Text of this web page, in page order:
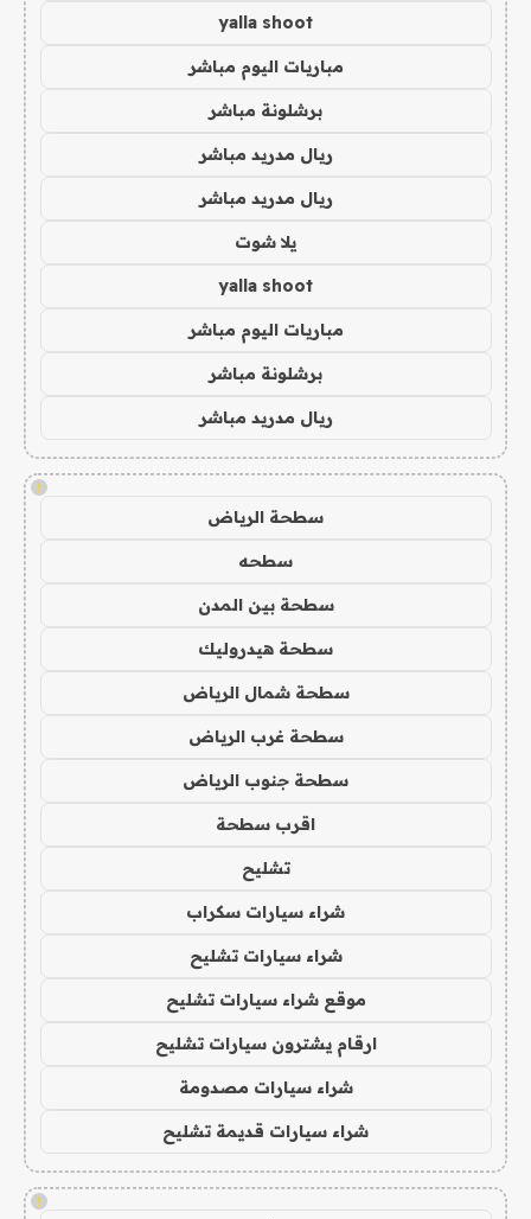
yalla shoot
مباريات اليوم مباشر
برشلونة مباشر
ريال مدريد مباشر
ريال مدريد مباشر
يلا شوت
yalla shoot
مباريات اليوم مباشر
برشلونة مباشر
ريال مدريد مباشر
!
سطحة الرياض
سطحه
سطحة بين المدن
سطحة هيدروليك
سطحة شمال الرياض
سطحة غرب الرياض
سطحة جنوب الرياض
اقرب سطحة
تشليح
شراء سيارات سكراب
شراء سيارات تشليح
موقع شراء سيارات تشليح
ارقام يشترون سيارات تشليح
شراء سيارات مصدومة
شراء سيارات قديمة تشليح
!